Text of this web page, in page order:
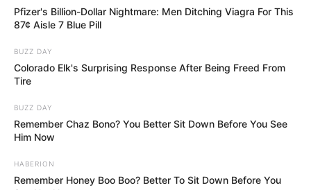
auch barocke Elemente.
Ein weiteres auffälliges Bauwerk am Obermarkt ist die
ursprünglich aus dem 13. Jahrhundert stammende und zu
Beginn des 20. Jahrhunderts wieder aufgebaute
Bilder von Sehenswürdigkeiten mit touristischen
Informationen über Gelnhausen:
Pfizer's Billion-Dollar Nightmare: Men Ditching Viagra For This
87¢ Aisle 7 Blue Pill
BUZZ DAY
Colorado Elk's Surprising Response After Being Freed From
Tire
BUZZ DAY
Remember Chaz Bono? You Better Sit Down Before You See
Him Now
HABERION
Remember Honey Boo Boo? Better To Sit Down Before You